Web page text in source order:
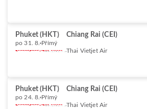
Phuket (HKT) Chiang Rai (CEI)
po 31. 8. Přímý
Thai Vietjet Air
Phuket (HKT) Chiang Rai (CEI)
po 24. 8. Přímý
Thai Vietjet Air